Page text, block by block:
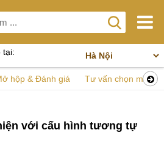
tại:
hộp & Đánh giá Tư vấn chọn mua
với cấu hình tương tự